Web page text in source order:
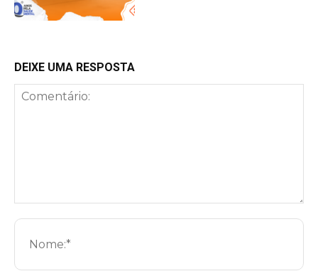
DEIXE UMA RESPOSTA